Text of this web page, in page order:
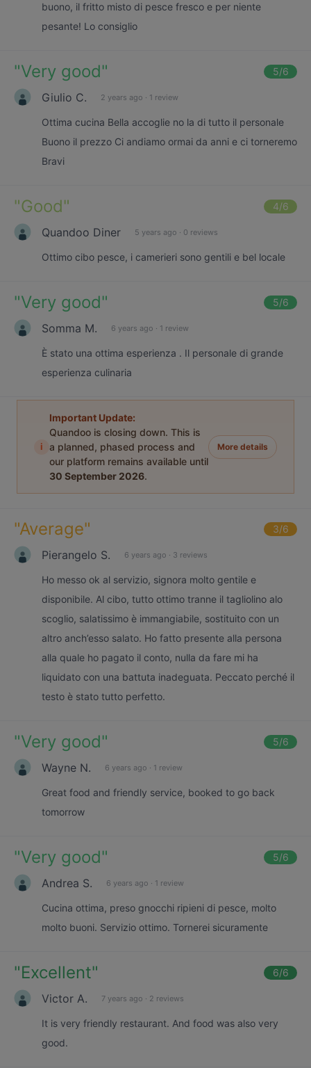
buono, il fritto misto di pesce fresco e per niente
pesante! Lo consiglio
"Very good" 5/6
Giulio C. 2 years ago · 1 review
Ottima cucina Bella accoglie no la di tutto il personale
Buono il prezzo Ci andiamo ormai da anni e ci torneremo
Bravi
"Good" 4/6
Quandoo Diner 5 years ago · 0 reviews
Ottimo cibo pesce, i camerieri sono gentili e bel locale
"Very good" 5/6
Somma M. 6 years ago · 1 review
È stato una ottima esperienza . Il personale di grande
esperienza culinaria
i
Important Update:
Quandoo is closing down. This is
a planned, phased process and
our platform remains available until
30 September 2026.
More details
"Average" 3/6
Pierangelo S. 6 years ago · 3 reviews
Ho messo ok al servizio, signora molto gentile e
disponibile. Al cibo, tutto ottimo tranne il tagliolino alo
scoglio, salatissimo è immangiabile, sostituito con un
altro anch’esso salato. Ho fatto presente alla persona
alla quale ho pagato il conto, nulla da fare mi ha
liquidato con una battuta inadeguata. Peccato perché il
testo è stato tutto perfetto.
"Very good" 5/6
Wayne N. 6 years ago · 1 review
Great food and friendly service, booked to go back
tomorrow
"Very good" 5/6
Andrea S. 6 years ago · 1 review
Cucina ottima, preso gnocchi ripieni di pesce, molto
molto buoni. Servizio ottimo. Tornerei sicuramente
"Excellent" 6/6
Victor A. 7 years ago · 2 reviews
It is very friendly restaurant. And food was also very
good.